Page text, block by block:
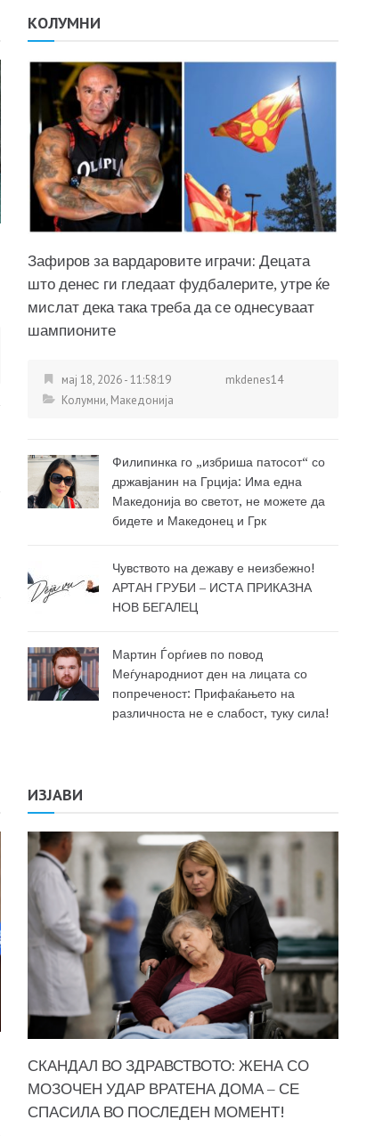
КОЛУМНИ
Зафиров за вардаровите играчи: Децата
што денес ги гледаат фудбалерите, утре ќе
мислат дека така треба да се однесуваат
шампионите
мај 18, 2026 - 11:58:19
mkdenes14
Колумни, Македонија
Филипинка го „избриша патосот“ со
државјанин на Грција: Има една
Македонија во светот, не можете да
бидете и Македонец и Грк
Чувството на дежаву е неизбежно!
АРТАН ГРУБИ – ИСТА ПРИКАЗНА
НОВ БЕГАЛЕЦ
Мартин Ѓорѓиев по повод
Меѓународниот ден на лицата со
попреченост: Прифаќањето на
различноста не е слабост, туку сила!
ИЗЈАВИ
СКАНДАЛ ВО ЗДРАВСТВОТО: ЖЕНА СО
МОЗОЧЕН УДАР ВРАТЕНА ДОМА – СЕ
СПАСИЛА ВО ПОСЛЕДЕН МОМЕНТ!